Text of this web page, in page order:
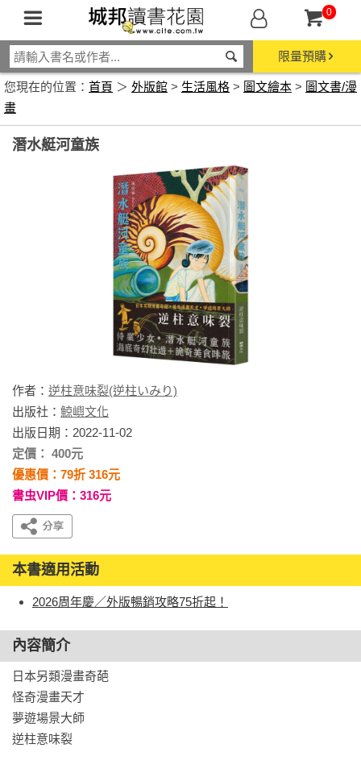
0
限量預購
您現在的位置： 首頁 ＞ 外版館 > 生活風格 > 圖文繪本 > 圖文書/漫
畫
潛水艇河童族
作者： 逆柱意味裂(逆柱いみり)
出版社： 鯨嶼文化
出版日期：2022-11-02
定價： 400元
優惠價：79折 316元
書虫VIP價：316元
本書適用活動
2026周年慶／外版暢銷攻略75折起！
內容簡介
日本另類漫畫奇葩
怪奇漫畫天才
夢遊場景大師
逆柱意味裂